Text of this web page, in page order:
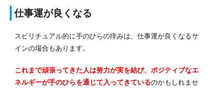
仕事運が良くなる
スピリチュアル的に手のひらの痒みは、仕事運が良くなるサ
インの場合もあります。
これまで頑張ってきた人は努力が実を結び、ポジティブなエ
ネルギーが手のひらを通じて入ってきているのかもしれませ